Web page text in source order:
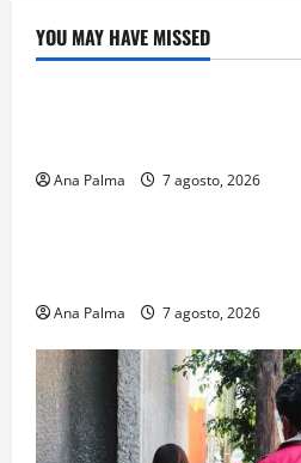
YOU MAY HAVE MISSED
Crítica de Cine
Ana Palma 7 agosto, 2026
Educación
Ana Palma 7 agosto, 2026